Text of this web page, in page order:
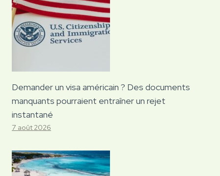
Demander un visa américain ? Des documents
manquants pourraient entraîner un rejet
instantané
7 août 2026